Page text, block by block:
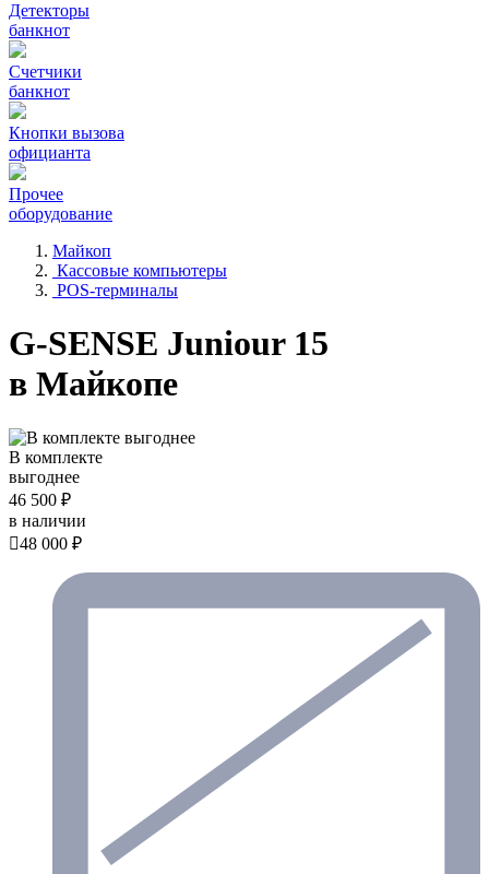
Детекторы
банкнот
Счетчики
банкнот
Кнопки вызова
официанта
Прочее
оборудование
Майкоп
Кассовые компьютеры
POS-терминалы
G-SENSE Juniour 15
в Майкопе
В комплекте
выгоднее
46 500 ₽
в наличии
48 000 ₽